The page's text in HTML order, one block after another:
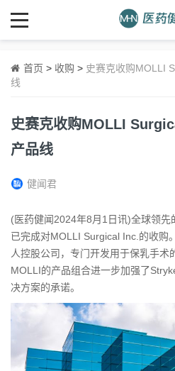
首页 > 收购 > 史赛克收购MOLLI
线
史赛克收购MOLLI
产品线
健闻君
(医药健闻2024年8月1日讯)全球领先
已完成对MOLLI Surgical Inc.的收购
人控股公司，专门开发用于保乳手术
MOLLI的产品组合进一步加强了
决方案的承诺。